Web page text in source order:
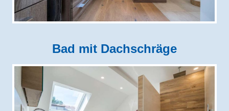
Bad mit Dachschräge